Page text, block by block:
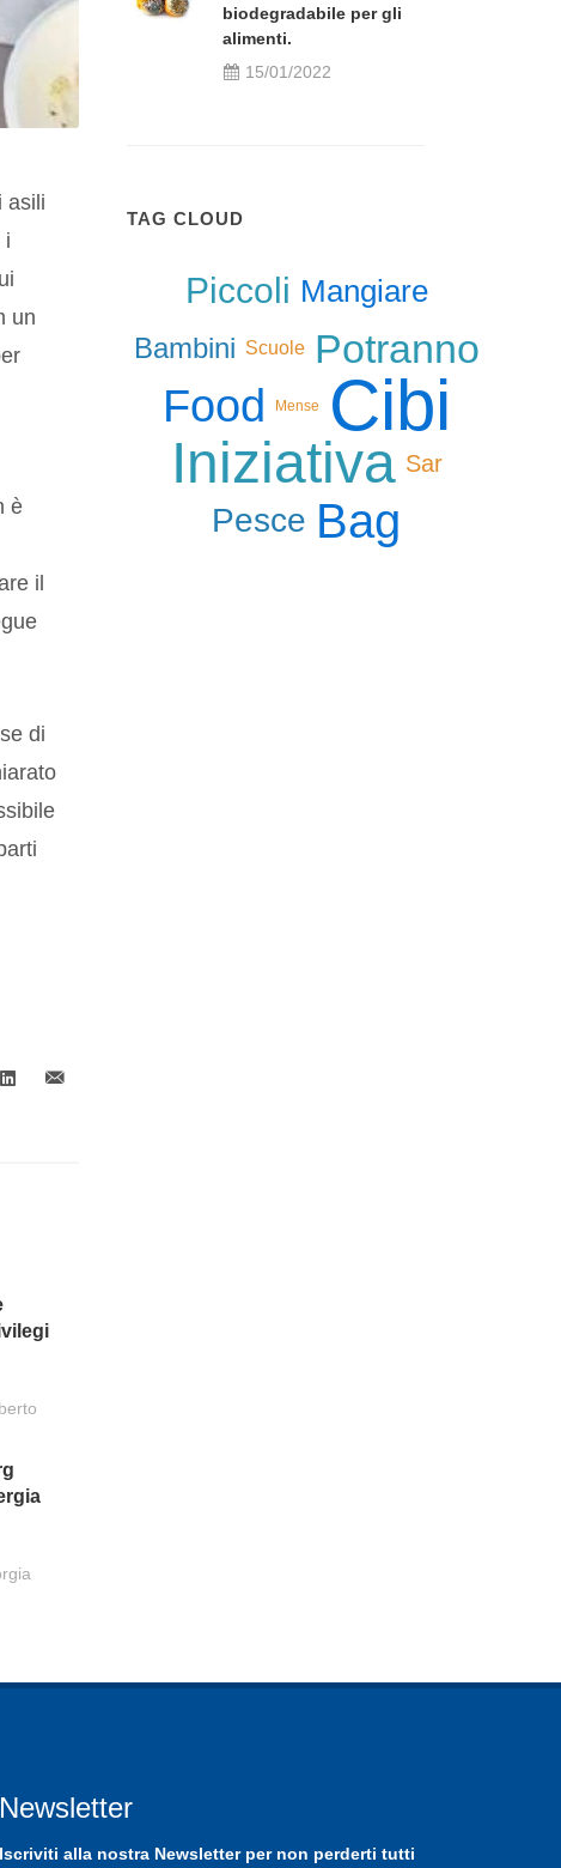
asili
i
un
è
il
di
biodegradabile per gli
alimenti.
15/01/2022
TAG CLOUD
Piccoli Mangiare
Bambini Scuole Potranno
Food Mense Cibi
Iniziativa Sar
Pesce Bag
Newsletter
Iscriviti alla nostra Newsletterper non perderti tutti